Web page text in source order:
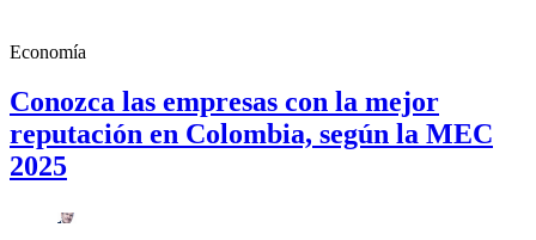
Economía
Conozca las empresas con la mejor
reputación en Colombia, según la MEC
2025